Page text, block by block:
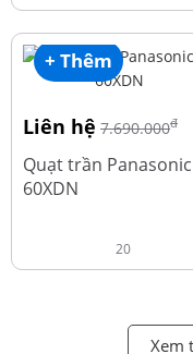
+ Thêm
Liên hệ 7.690.000đ
Quạt trần Panasonic
60XDN
20
Xem